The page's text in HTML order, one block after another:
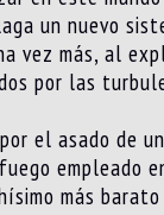
un nuevo
vez más, al
por las
el asado de
empleado
más